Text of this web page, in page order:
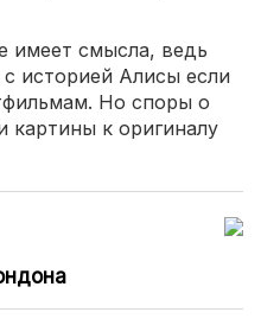
имеет смысла, ведь
историей Алисы если
Но споры о
картины к оригиналу